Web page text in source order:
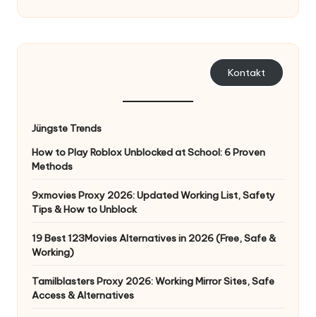
K
o
st
Kontakt
Jüngste Trends
How to Play Roblox Unblocked at School: 6 Proven
Methods
9xmovies Proxy 2026: Updated Working List, Safety
Tips & How to Unblock
19 Best 123Movies Alternatives in 2026 (Free, Safe &
Working)
Tamilblasters Proxy 2026: Working Mirror Sites, Safe
Access & Alternatives